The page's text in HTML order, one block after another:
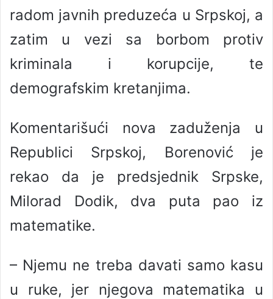
radom javnih preduzeća u Srpskoj, a
zatim u vezi sa borbom protiv
kriminala i korupcije, te
demografskim kretanjima.
Komentarišući nova zaduženja u
Republici Srpskoj, Borenović je
rekao da je predsjednik Srpske,
Milorad Dodik, dva puta pao iz
matematike.
– Njemu ne treba davati samo kasu
u ruke, jer njegova matematika u